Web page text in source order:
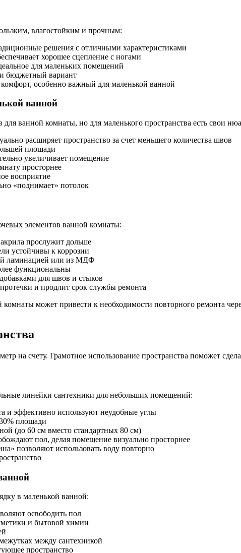
влагостойким и прочным:
решения с отличными характеристиками
хорошее сцепление с ногами
для маленьких помещений
бюджетный вариант
особенно важный для маленькой ванной
ванной
ванной комнаты, но для маленького пространства есть свои
расширяет пространство за счет меньшего количества швов
площади
увеличивает помещение
просторнее
восприятие
«поднимает» потолок
элементов ванной комнаты:
прослужит дольше
устойчивы к коррозии
ламинацией или из МДФ
функциональны
для швов и стыков
и продлит срок службы ремонта
может привести к необходимости повторного ремонта
на счету. Грамотное использование пространства поможет
линейки сантехники для небольших помещений:
и эффективно используют неудобные углы
площади
(до 60 см вместо стандартных 80 см)
пол, делая помещение визуально просторнее
позволяют использовать воду повторно
в маленькой ванной:
освободить пол
и бытовой химии
между сантехникой
пространство